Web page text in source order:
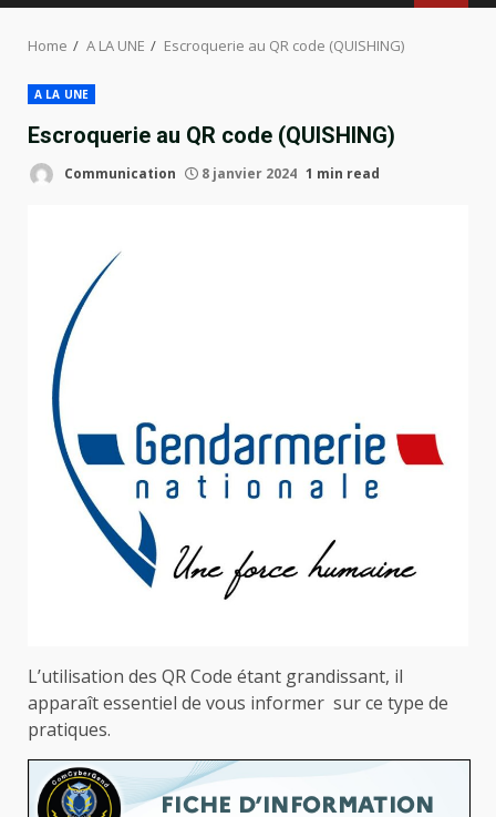
Home A LA UNE Escroquerie au QR code (QUISHING)
A LA UNE
Escroquerie au QR code (QUISHING)
Communication 8 janvier 2024 1 min read
L’utilisation des QR Code étant grandissant, il
apparaît essentiel de vous informer sur ce type de
pratiques.